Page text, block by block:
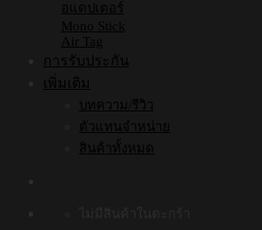
อแดปเตอร์
Mono Stick
Air Tag
การรับประกัน
เพิ่มเติม
บทความ/รีวิว
ตัวแทนจำหน่าย
สินค้าทั้งหมด